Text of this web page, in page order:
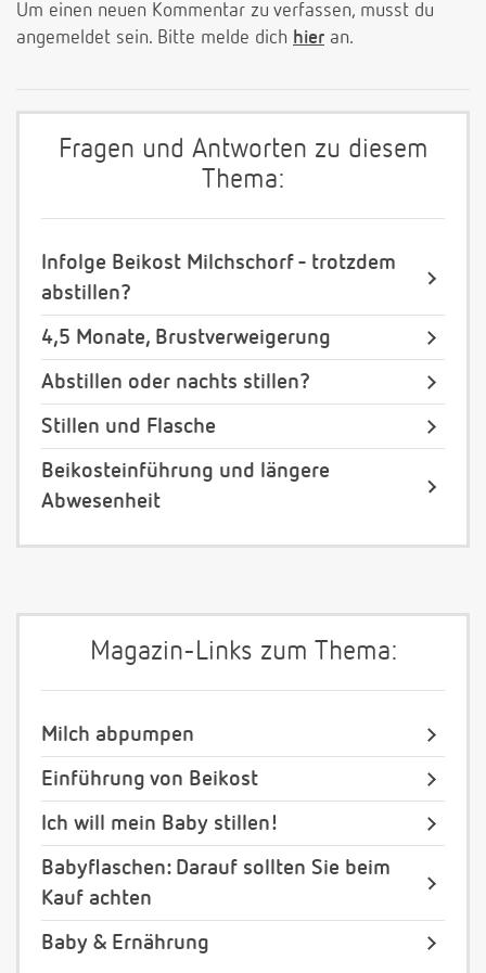
Um einen neuen Kommentar zu verfassen, musst du
angemeldet sein. Bitte melde dich hier an.
Fragen und Antworten zu diesem
Thema:
Infolge Beikost Milchschorf - trotzdem
abstillen?
4,5 Monate, Brustverweigerung
Abstillen oder nachts stillen?
Stillen und Flasche
Beikosteinführung und längere
Abwesenheit
Magazin-Links zum Thema:
Milch abpumpen
Einführung von Beikost
Ich will mein Baby stillen!
Babyflaschen: Darauf sollten Sie beim
Kauf achten
Baby & Ernährung